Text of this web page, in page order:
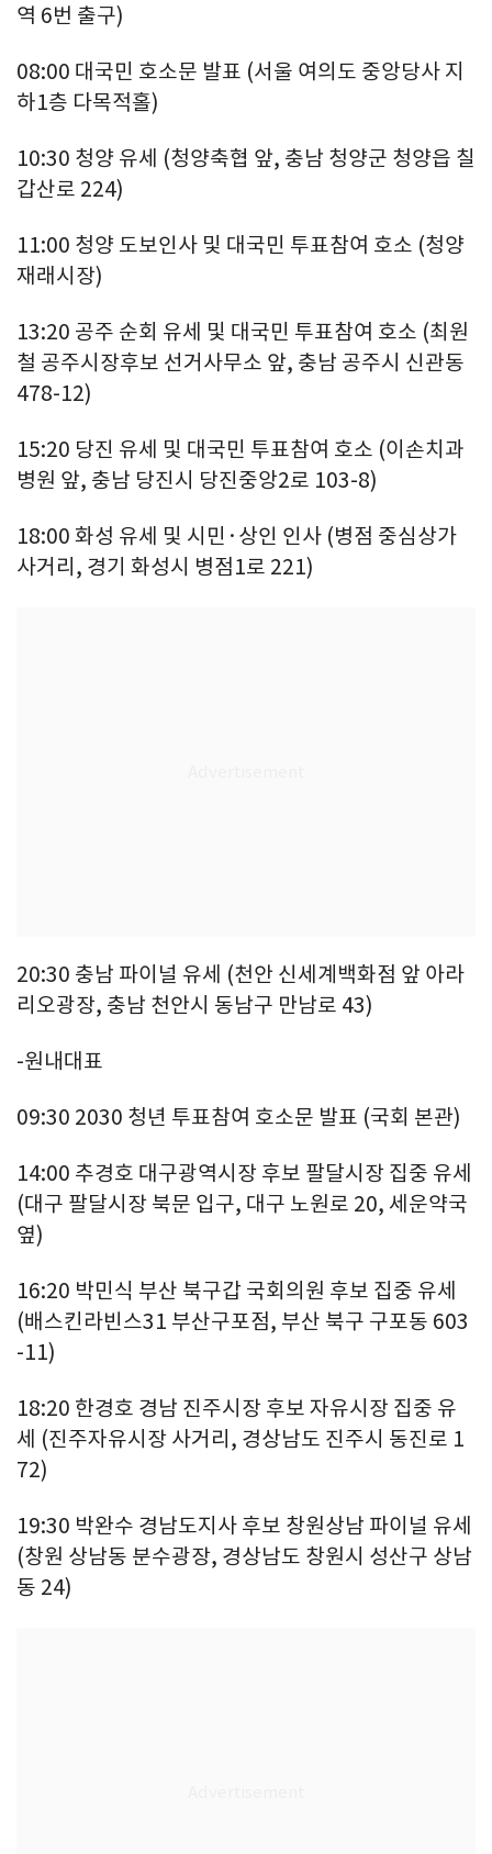
역 6번 출구)
08:00 대국민 호소문 발표 (서울 여의도 중앙당사 지
하1층 다목적홀)
10:30 청양 유세 (청양축협 앞, 충남 청양군 청양읍 칠
갑산로 224)
11:00 청양 도보인사 및 대국민 투표참여 호소 (청양
재래시장)
13:20 공주 순회 유세 및 대국민 투표참여 호소 (최원
철 공주시장후보 선거사무소 앞, 충남 공주시 신관동
478-12)
15:20 당진 유세 및 대국민 투표참여 호소 (이손치과
병원 앞, 충남 당진시 당진중앙2로 103-8)
18:00 화성 유세 및 시민·상인 인사 (병점 중심상가
사거리, 경기 화성시 병점1로 221)
20:30 충남 파이널 유세 (천안 신세계백화점 앞 아라
리오광장, 충남 천안시 동남구 만남로 43)
-원내대표
09:30 2030 청년 투표참여 호소문 발표 (국회 본관)
14:00 추경호 대구광역시장 후보 팔달시장 집중 유세
(대구 팔달시장 북문 입구, 대구 노원로 20, 세운약국
옆)
16:20 박민식 부산 북구갑 국회의원 후보 집중 유세
(배스킨라빈스31 부산구포점, 부산 북구 구포동 603
-11)
18:20 한경호 경남 진주시장 후보 자유시장 집중 유
세 (진주자유시장 사거리, 경상남도 진주시 동진로 1
72)
19:30 박완수 경남도지사 후보 창원상남 파이널 유세
(창원 상남동 분수광장, 경상남도 창원시 성산구 상남
동 24)